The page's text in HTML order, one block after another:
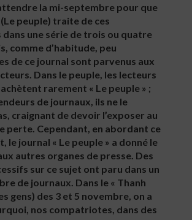
la mi-septembre pour que
peuple) traite de ces
dans une série de trois ou quatre
comme d’habitude, peu
de ce journal sont parvenus aux
Dans le peuple, les lecteurs
rarement « Le peuple » ;
de journaux, ils ne le
craignant de devoir l’exposer au
perte. Cependant, en abordant ce
le journal « Le peuple » a donné le
autres organes de presse. Des
sur ce sujet ont paru dans un
de journaux. Dans le « Thanh
gens) des 3 et 5 novembre, on a
nos compatriotes, dans des